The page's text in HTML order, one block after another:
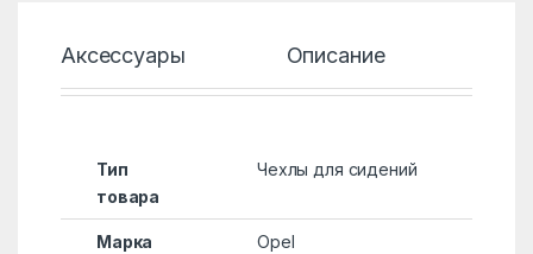
Аксессуары Описание
Тип
товара
Чехлы для сидений
Марка Opel